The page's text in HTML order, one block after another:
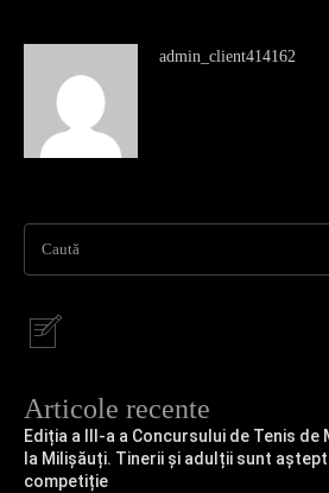
admin_client414162
Caută
Articole recente
Ediția a III-a a Concursului de Tenis de
la Milișăuți. Tinerii și adulții sunt
competiție